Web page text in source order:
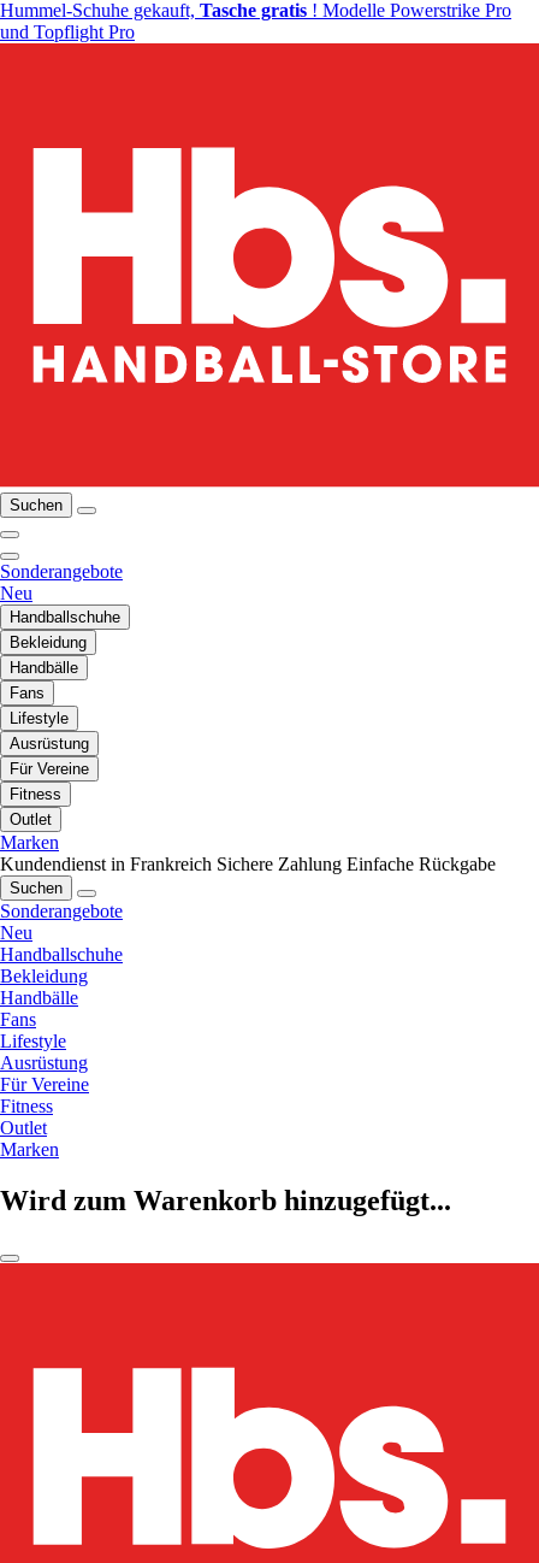
Hummel-Schuhe gekauft, Tasche gratis ! Modelle Powerstrike Pro
und Topflight Pro
Suchen
Sonderangebote
Neu
Handballschuhe
Bekleidung
Handbälle
Fans
Lifestyle
Ausrüstung
Für Vereine
Fitness
Outlet
Marken
Kundendienst in Frankreich Sichere Zahlung Einfache Rückgabe
Suchen
Sonderangebote
Neu
Handballschuhe
Bekleidung
Handbälle
Fans
Lifestyle
Ausrüstung
Für Vereine
Fitness
Outlet
Marken
Wird zum Warenkorb hinzugefügt...